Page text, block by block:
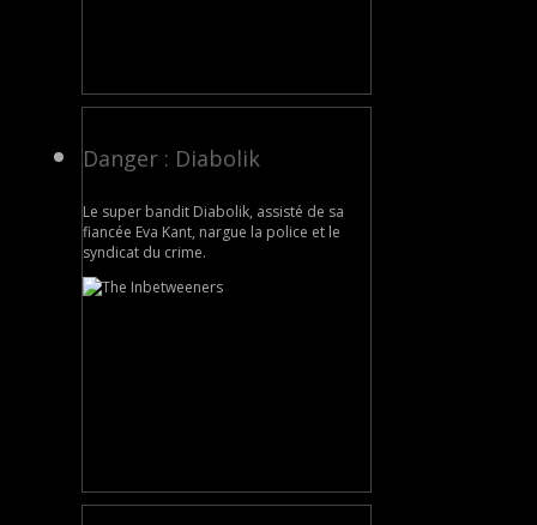
Danger : Diabolik
Le super bandit Diabolik, assisté de sa
fiancée Eva Kant, nargue la police et le
syndicat du crime.